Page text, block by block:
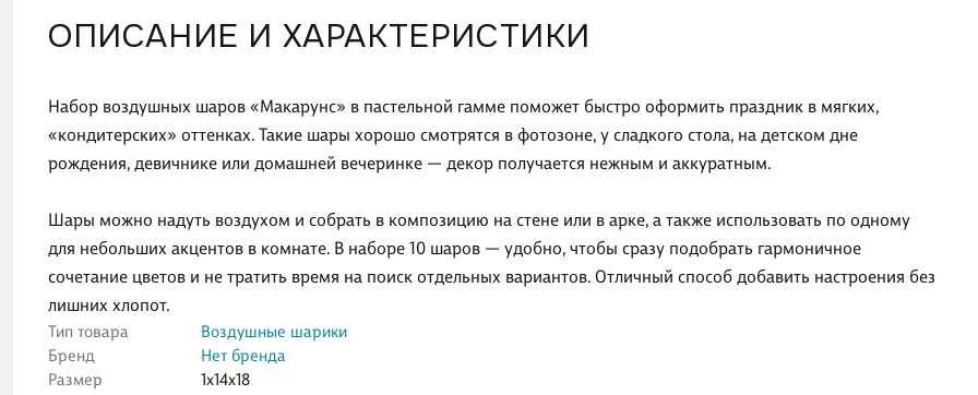
ОПИСАНИЕ И ХАРАКТЕРИСТИКИ
Набор воздушных шаров «Макарунс» в пастельной гамме поможет быстро оформить праздник в мягких,
«кондитерских» оттенках. Такие шары хорошо смотрятся в фотозоне, у сладкого стола, на детском дне
рождения, девичнике или домашней вечеринке — декор получается нежным и аккуратным.
Шары можно надуть воздухом и собрать в композицию на стене или в арке, а также использовать по одному
для небольших акцентов в комнате. В наборе 10 шаров — удобно, чтобы сразу подобрать гармоничное
сочетание цветов и не тратить время на поиск отдельных вариантов. Отличный способ добавить настроения без
лишних хлопот.
Тип товара
Воздушные шарики
Бренд
Нет бренда
Размер
1x14x18